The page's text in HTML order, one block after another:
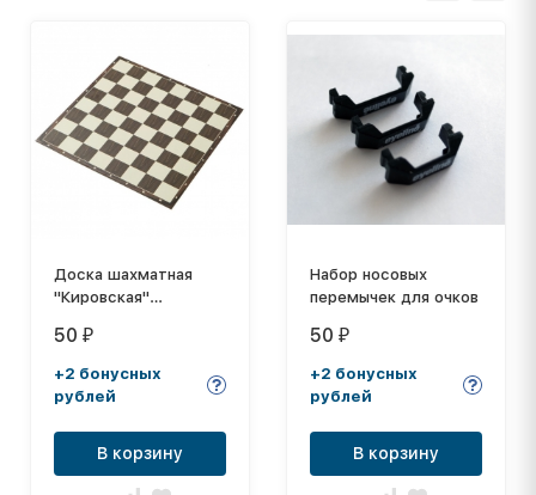
Доска шахматная
"Кировская"
50 ₽
+2 бонусных
рублей
В корзину
Набор носовых
перемычек для очков
50 ₽
+2 бонусных
рублей
В корзину